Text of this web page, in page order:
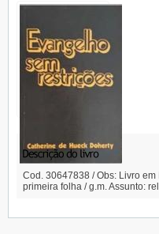
Cod. 30647838 / Obs: Livro
primeira folha / g.m. Assunto: